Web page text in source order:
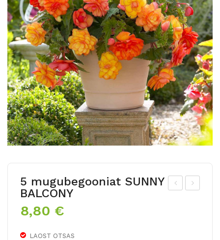
5 mugubegooniat SUNNY
BALCONY
8,80 €
LAOST OTSAS